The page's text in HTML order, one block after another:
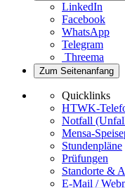
LinkedIn
Facebook
WhatsApp
Telegram
Threema
Zum Seitenanfang
Quicklinks
HTWK-
Notfall
Mensa-
Stundenpläne
Prüfungen
Standorte &
E-Mail /